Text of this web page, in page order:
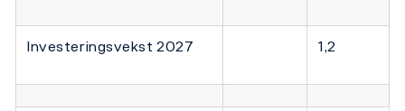
Investeringsvekst 2027 1,2